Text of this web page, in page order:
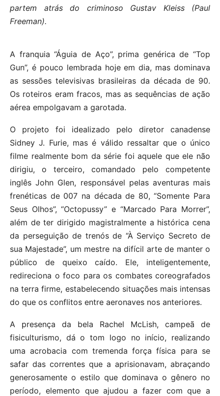
partem atrás do criminoso Gustav Kleiss (Paul
Freeman).
A franquia “Águia de Aço”, prima genérica de “Top
Gun”, é pouco lembrada hoje em dia, mas dominava
as sessões televisivas brasileiras da década de 90.
Os roteiros eram fracos, mas as sequências de ação
aérea empolgavam a garotada.
O projeto foi idealizado pelo diretor canadense
Sidney J. Furie, mas é válido ressaltar que o único
filme realmente bom da série foi aquele que ele não
dirigiu, o terceiro, comandado pelo competente
inglês John Glen, responsável pelas aventuras mais
frenéticas de 007 na década de 80, “Somente Para
Seus Olhos”, “Octopussy” e “Marcado Para Morrer”,
além de ter dirigido magistralmente a histórica cena
da perseguição de trenós de “À Serviço Secreto de
sua Majestade”, um mestre na difícil arte de manter o
público de queixo caído. Ele, inteligentemente,
redireciona o foco para os combates coreografados
na terra firme, estabelecendo situações mais intensas
do que os conflitos entre aeronaves nos anteriores.
A presença da bela Rachel McLish, campeã de
fisiculturismo, dá o tom logo no início, realizando
uma acrobacia com tremenda força física para se
safar das correntes que a aprisionavam, abraçando
generosamente o estilo que dominava o gênero no
período, elemento que ajudou a fazer com que a